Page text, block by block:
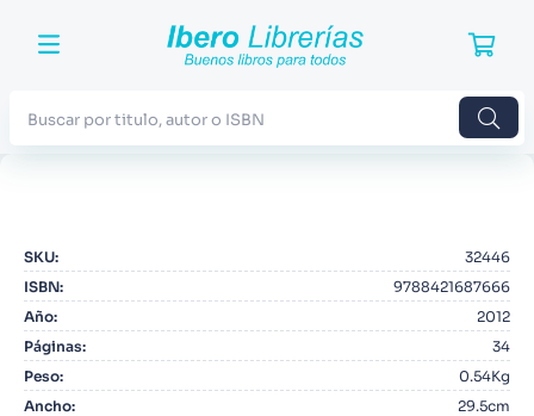
SKU:
32446
ISBN:
9788421687666
Año:
2012
Páginas:
34
Peso:
0.54Kg
Ancho:
29.5cm
2. Blue Lock
3.
4. Odisea
5. Manga